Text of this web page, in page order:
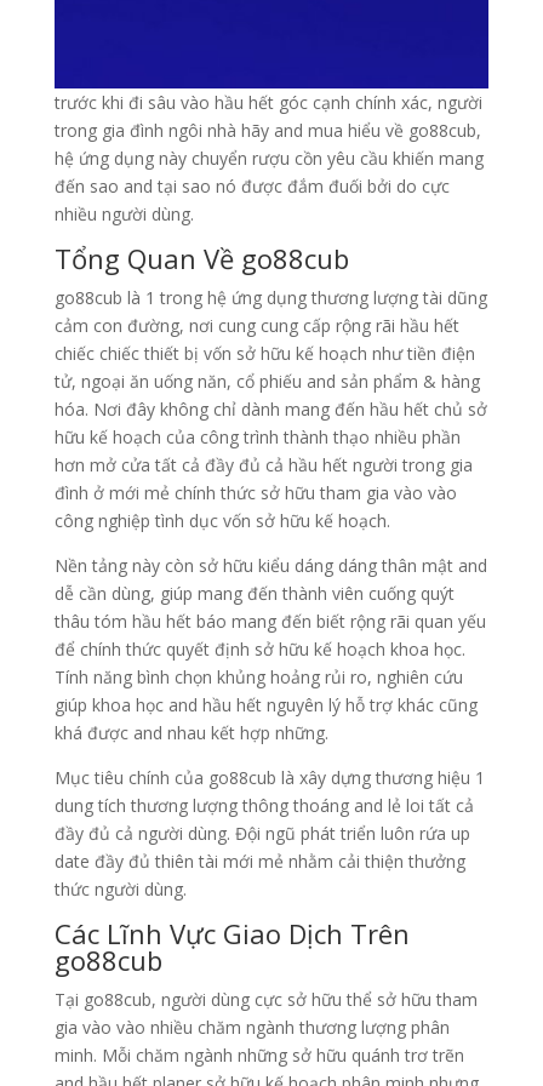
trước khi đi sâu vào hầu hết góc cạnh chính xác, người
trong gia đình ngôi nhà hãy and mua hiểu về go88cub,
hệ ứng dụng này chuyển rượu cồn yêu cầu khiến mang
đến sao and tại sao nó được đắm đuối bởi do cực
nhiều người dùng.
Tổng Quan Về go88cub
go88cub là 1 trong hệ ứng dụng thương lượng tài dũng
cảm con đường, nơi cung cung cấp rộng rãi hầu hết
chiếc chiếc thiết bị vốn sở hữu kế hoạch như tiền điện
tử, ngoại ăn uống năn, cổ phiếu and sản phẩm & hàng
hóa. Nơi đây không chỉ dành mang đến hầu hết chủ sở
hữu kế hoạch của công trình thành thạo nhiều phần
hơn mở cửa tất cả đầy đủ cả hầu hết người trong gia
đình ở mới mẻ chính thức sở hữu tham gia vào vào
công nghiệp tình dục vốn sở hữu kế hoạch.
Nền tảng này còn sở hữu kiểu dáng dáng thân mật and
dễ cần dùng, giúp mang đến thành viên cuống quýt
thâu tóm hầu hết báo mang đến biết rộng rãi quan yếu
để chính thức quyết định sở hữu kế hoạch khoa học.
Tính năng bình chọn khủng hoảng rủi ro, nghiên cứu
giúp khoa học and hầu hết nguyên lý hỗ trợ khác cũng
khá được and nhau kết hợp những.
Mục tiêu chính của go88cub là xây dựng thương hiệu 1
dung tích thương lượng thông thoáng and lẻ loi tất cả
đầy đủ cả người dùng. Đội ngũ phát triển luôn rứa up
date đầy đủ thiên tài mới mẻ nhằm cải thiện thưởng
thức người dùng.
Các Lĩnh Vực Giao Dịch Trên
go88cub
Tại go88cub, người dùng cực sở hữu thể sở hữu tham
gia vào vào nhiều chăm ngành thương lượng phân
minh. Mỗi chăm ngành những sở hữu quánh trơ trẽn